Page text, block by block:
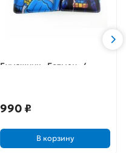
Бумажник «Бэтмен» 4
990 ₽
В корзину